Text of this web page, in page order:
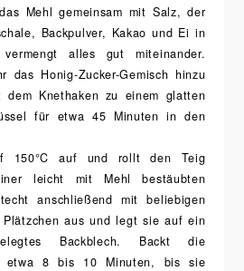
Mehl gemeinsam mit Salz, der
Backpulver, Kakao und Ei in
alles gut miteinander.
das Honig-Zucker-Gemisch hinzu
Knethaken zu einem glatten
für etwa 45 Minuten in den
150°C auf und rollt den Teig
leicht mit Mehl bestäubten
anschließend mit beliebigen
Plätzchen aus und legt sie auf ein
Backblech. Backt die
etwa 8 bis 10 Minuten, bis sie